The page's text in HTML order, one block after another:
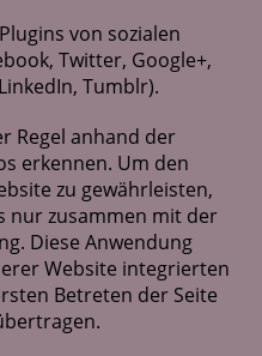
von sozialen
Twitter, Google+,
Tumblr).
Regel anhand der
erkennen. Um den
zu gewährleisten,
nur zusammen mit der
Diese Anwendung
Website integrierten
Betreten der Seite